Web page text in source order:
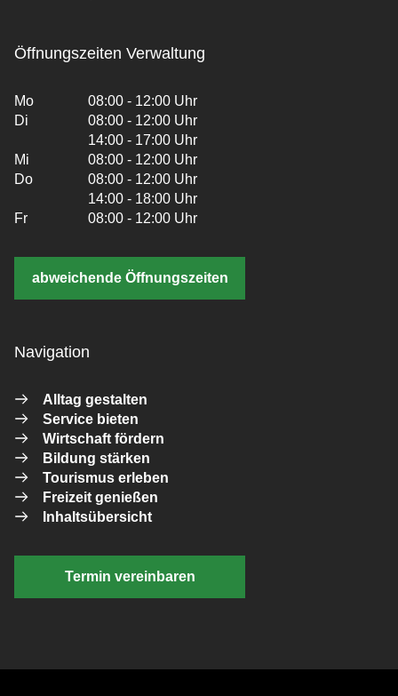
Öffnungszeiten Verwaltung
Mo
08:00 - 12:00 Uhr
Di
08:00 - 12:00 Uhr
14:00 - 17:00 Uhr
Mi
08:00 - 12:00 Uhr
Do
08:00 - 12:00 Uhr
14:00 - 18:00 Uhr
Fr
08:00 - 12:00 Uhr
abweichende Öffnungszeiten
Navigation
Alltag gestalten
Service bieten
Wirtschaft fördern
Bildung stärken
Tourismus erleben
Freizeit genießen
Inhaltsübersicht
Termin vereinbaren